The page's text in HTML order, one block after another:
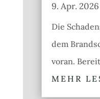
9. Apr. 2026
Die
dem
voran.
MEHR